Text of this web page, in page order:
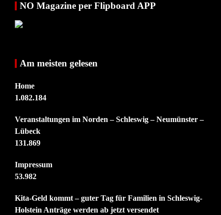
NO Magazine per Flipboard APP
Am meisten gelesen
Home
1.082.184
Veranstaltungen im Norden – Schleswig – Neumünster –
Lübeck
131.869
Impressum
53.982
Kita-Geld kommt – guter Tag für Familien in Schleswig-
Holstein Anträge werden ab jetzt versendet